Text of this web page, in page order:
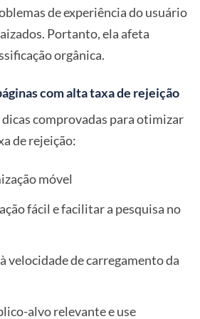
de experiência do usuário
Portanto, ela afeta
orgânica.
com alta taxa de rejeição
comprovadas para otimizar
de rejeição:
móvel
fácil e facilitar a pesquisa no
velocidade de carregamento da
alvo relevante e use